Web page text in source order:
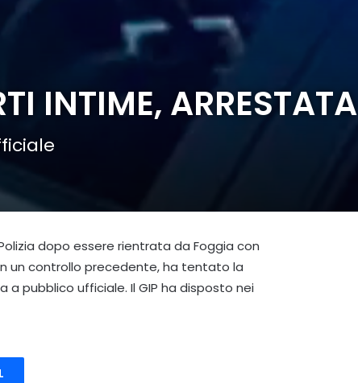
INTIME, ARRESTATA
dopo essere rientrata da Foggia con
un controllo precedente, ha tentato la
pubblico ufficiale. Il GIP ha disposto nei